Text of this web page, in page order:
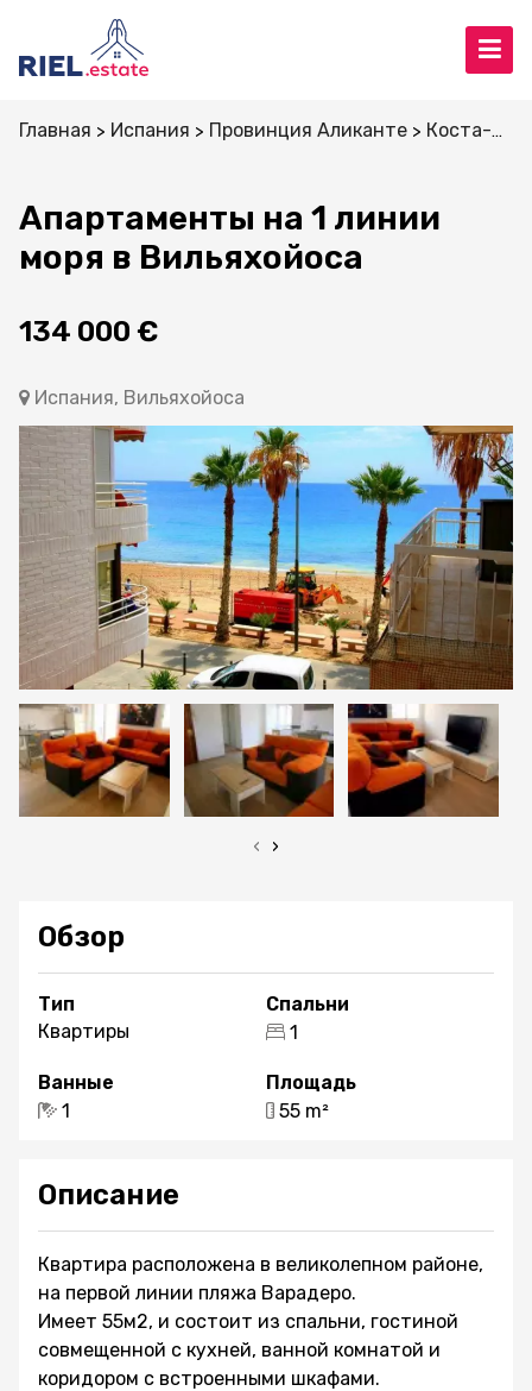
Главная Испания Провинция Аликанте Коста-Бланка
Апартаменты на 1 линии
моря в Вильяхойоса
134 000 €
Испания, Вильяхойоса
‹ ›
Обзор
Тип
Квартиры
Спальни
1
Ванные
1
Площадь
55 m²
Описание
Квартира расположена в великолепном районе,
на первой линии пляжа Варадеро.
Имеет 55м2, и состоит из спальни, гостиной
совмещенной с кухней, ванной комнатой и
коридором с встроенными шкафами.